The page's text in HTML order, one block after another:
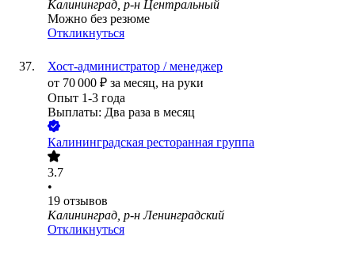
Калининград, р-н Центральный
Можно без резюме
Откликнуться
Хост-администратор / менеджер
от 70 000 ₽ за месяц, на руки
Опыт 1-3 года
Выплаты: Два раза в месяц
Калининградская ресторанная группа
3.7
•
19 отзывов
Калининград, р-н Ленинградский
Откликнуться